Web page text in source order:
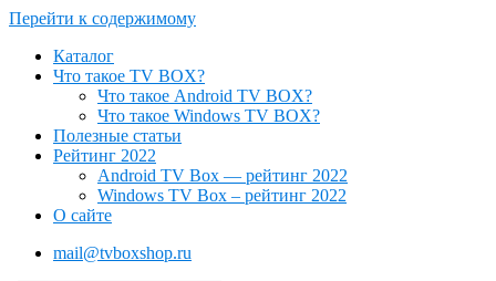
Перейти к содержимому
Каталог
Что такое TV BOX?
Что такое Android TV BOX?
Что такое Windows TV BOX?
Полезные статьи
Рейтинг 2022
Android TV Box — рейтинг 2022
Windows TV Box – рейтинг 2022
О сайте
mail@tvboxshop.ru